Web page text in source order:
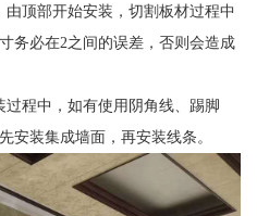
顶部开始安装，切割板材过程中
务必在2之间的误差，否则会造成
程中，如有使用阴角线、踢脚
安装集成墙面，再安装线条。